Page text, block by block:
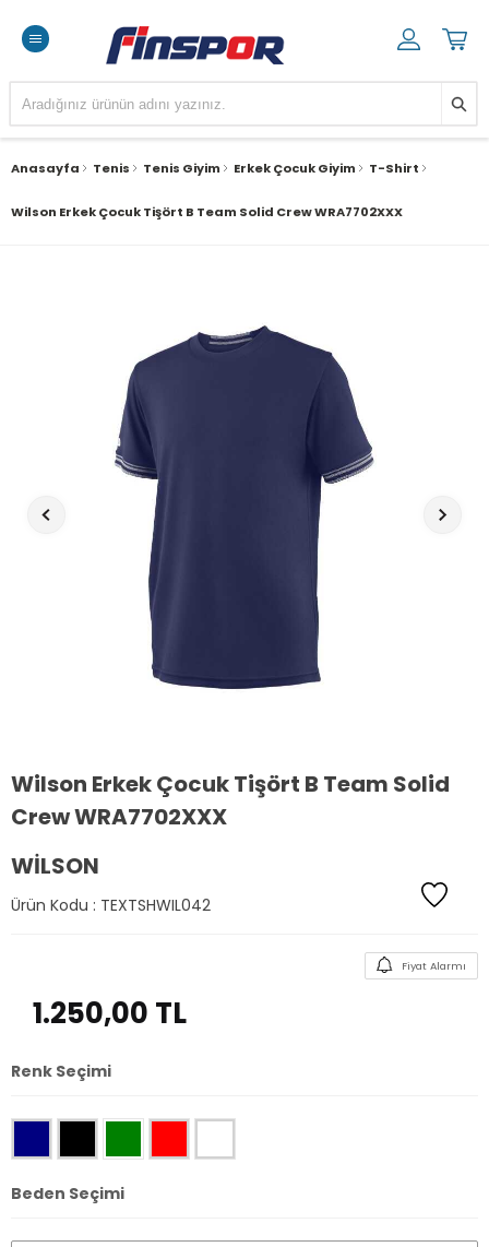
Anasayfa Tenis Tenis Giyim Erkek Çocuk Giyim T-Shirt
Wilson Erkek Çocuk Tişört B Team Solid Crew WRA7702XXX
Wilson Erkek Çocuk Tişört B Team Solid
Crew WRA7702XXX
WILSON
Ürün Kodu : TEXTSHWIL042
Fiyat Alarmı
1.250,00 TL
Renk Seçimi
Beden Seçimi